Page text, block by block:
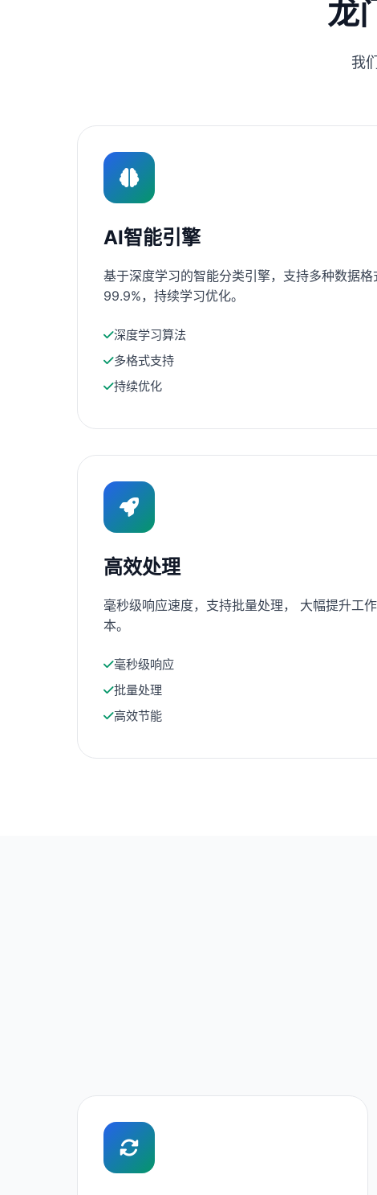
龙
我
AI智能引擎
基于深度学习的智能分类引擎，支持多种数据
99.9%，持续学习优化。
深度学习算法
多格式支持
持续优化
高效处理
毫秒级响应速度，支持批量处理， 大幅提升工
本。
毫秒级响应
批量处理
高效节能